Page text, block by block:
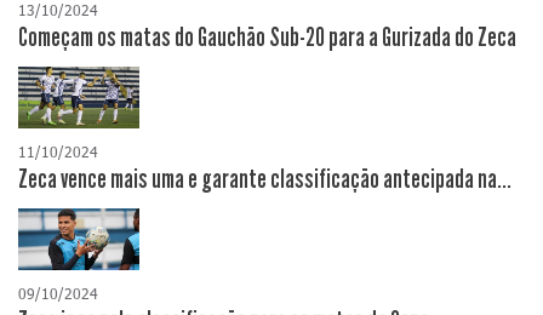
13/10/2024
Começam os matas do Gauchão Sub-20 para a Gurizada do Zeca
11/10/2024
Zeca vence mais uma e garante classificação antecipada na...
09/10/2024